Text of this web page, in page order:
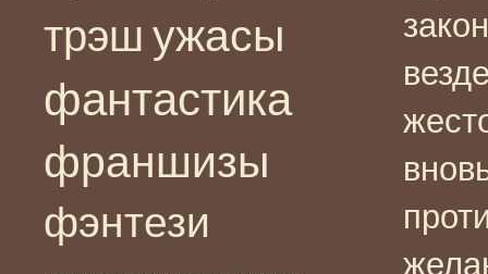
трэш ужасы
фантастика
франшизы
фэнтези